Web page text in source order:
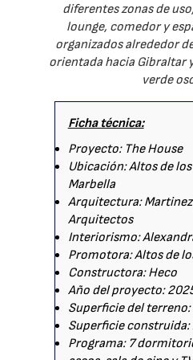
diferentes zonas de
lounge, comedor y
organizados alrededor
orientada hacia Gibraltar
verde
Ficha técnica:
Proyecto: The House
Ubicación: Altos de
Marbella
Arquitectura: Martinez
Arquitectos
Interiorismo:
Promotora: Altos de
Constructora: Heco
Año del proyecto:
Superficie del terreno:
Superficie construida:
Programa: 7